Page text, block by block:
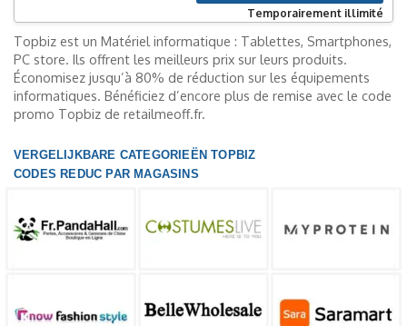
Temporairement illimité
Topbiz est un Matériel informatique : Tablettes, Smartphones,
PC store. Ils offrent les meilleurs prix sur leurs produits.
Économisez jusqu’à 80% de réduction sur les équipements
informatiques. Bénéficiez d’encore plus de remise avec le code
promo Topbiz de retailmeoff.fr.
VERGELIJKBARE CATEGORIEËN TOPBIZ
CODES REDUC PAR MAGASINS